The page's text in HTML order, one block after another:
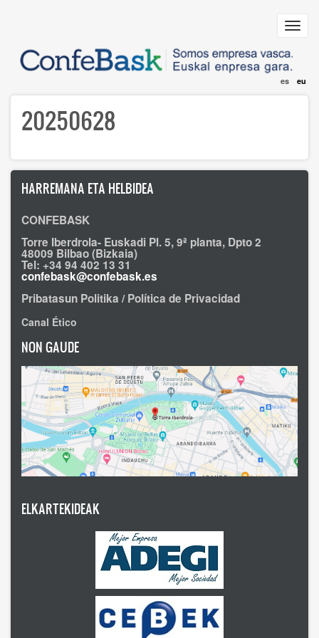
content
es eu
20250628
HARREMANA ETA HELBIDEA
CONFEBASK
Torre Iberdrola- Euskadi Pl. 5, 9ª planta, Dpto 2
48009 Bilbao (Bizkaia)
Tel: +34 94 402 13 31
confebask@confebask.es
Pribatasun Politika / Política de Privacidad
Canal Ético
NON GAUDE
ELKARTEKIDEAK